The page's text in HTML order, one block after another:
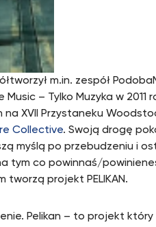
m.in. zespół
– Tylko Muzyka w 2011
XVII Przystaneku
Collective. Swoją drogę
myślą po przebudzeniu i
tym co powinnaś/
tworzą projekt PELIKAN.
Pelikan – to projekt który